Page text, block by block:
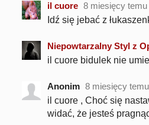
il cuore 8 miesięcy temu
Idź się jebać z
Niepowtarzalny Styl z
il cuore bidulek nie
Anonim 8 miesięcy temu
il cuore , Choć się
widać, że jesteś